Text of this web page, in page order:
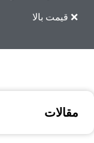
❌ قیمت بالا
مقالات